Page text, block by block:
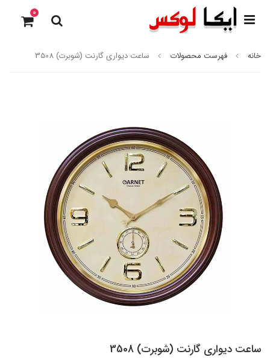
0
خانه فهرست محصولات ساعت دیواری گارنت (شوبرت) 3508
ساعت دیواری گارنت (شوبرت) 3508